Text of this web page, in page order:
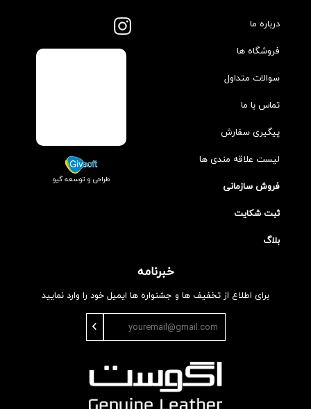
درباره ما
فروشگاه ها
سوالات متداول
تماس با ما
پیگیری سفارش
لیست علاقه مندی ها
فروش سازمانی
ثبت شکایت
بلاگ
طراحی و توسعه گیو
خبرنامه
برای اطلاع از تخفیف ها و جشنواره ها ایمیل خود را وارد نمایید